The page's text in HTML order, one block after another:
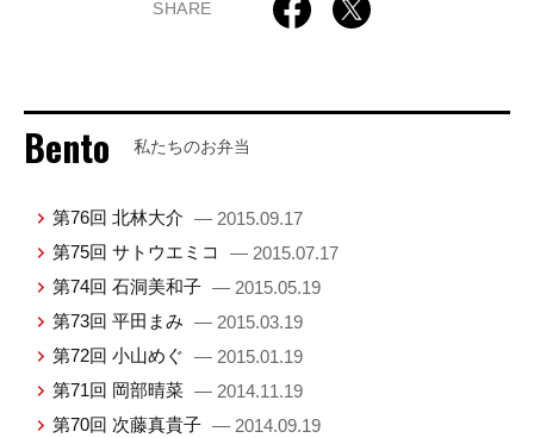
SHARE
Bento 私たちのお弁当
第76回 北林大介 — 2015.09.17
第75回 サトウエミコ
— 2015.07.17
第74回 石洞美和子 — 2015.05.19
第73回 平田まみ — 2015.03.19
第72回 小山めぐ — 2015.01.19
第71回 岡部晴菜 — 2014.11.19
第70回 次藤真貴子 — 2014.09.19